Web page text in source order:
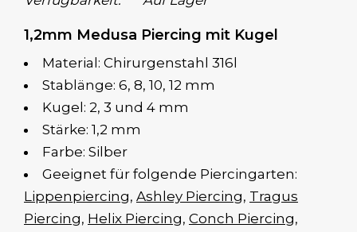
1,2mm Medusa Piercing mit Kugel
Material: Chirurgenstahl 316l
Stablänge: 6, 8, 10, 12 mm
Kugel: 2, 3 und 4 mm
Stärke: 1,2 mm
Farbe: Silber
Geeignet für folgende Piercingarten:
Lippenpiercing, Ashley Piercing, Tragus
Piercing, Helix Piercing, Conch Piercing,